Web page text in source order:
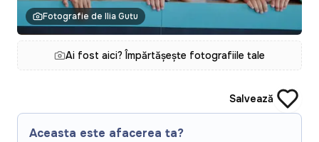
Fotografie de Ilia Gutu
Ai fost aici? Împărtășește fotografiile tale
Salvează
Aceasta este afacerea ta?